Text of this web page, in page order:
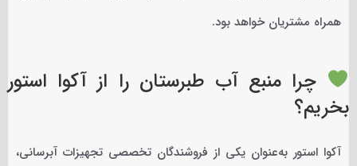
همراه مشتریان خواهد بود.
چرا منبع آب طبرستان را از آکوا استور
بخریم؟
آکوا استور به‌عنوان یکی از فروشندگان تخصصی تجهیزات آبرسانی،